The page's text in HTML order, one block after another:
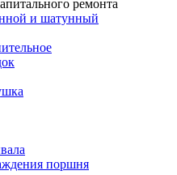
ремонта
и шатунный
поршня